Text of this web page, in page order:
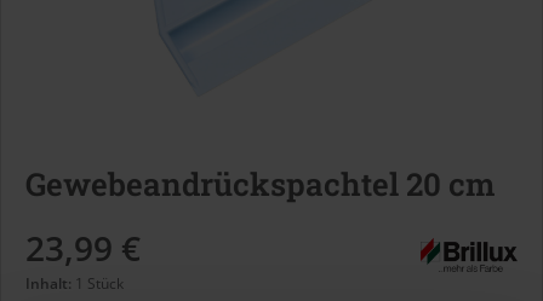
Gewebeandrückspachtel 20 cm
23,99 €
Inhalt: 1 Stück